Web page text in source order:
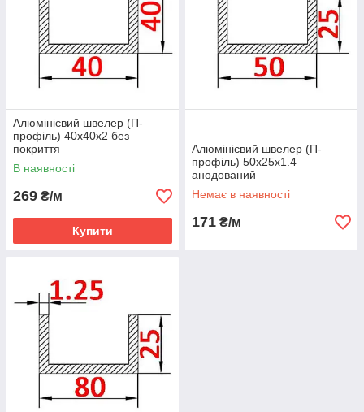
Алюмінієвий швелер (П-
профіль) 40х40х2 без
покриття
В наявності
269 ₴/м
Купити
Алюмінієвий швелер (П-
профіль) 50х25х1.4
анодований
Немає в наявності
171 ₴/м